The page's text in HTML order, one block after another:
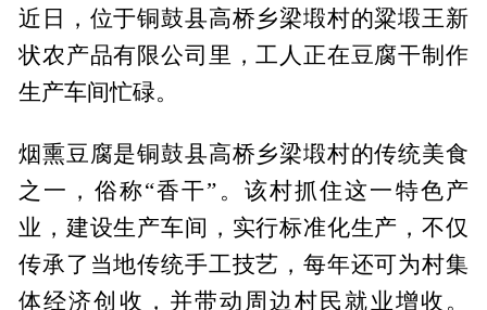
近日，位于铜鼓县高桥乡梁塅村的粱塅王新
状农产品有限公司里，工人正在豆腐干制作
生产车间忙碌。
烟熏豆腐是铜鼓县高桥乡梁塅村的传统美食
之一，俗称“香干”。该村抓住这一特色产
业，建设生产车间，实行标准化生产，不仅
传承了当地传统手工技艺，每年还可为村集
体经济创收，并带动周边村民就业增收。